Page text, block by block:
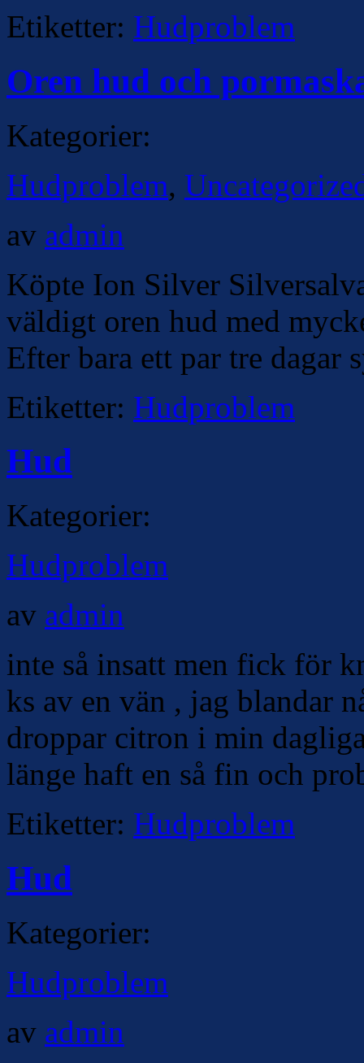
Etiketter: Hudproblem
Oren hud och
Kategorier:
Hudproblem,
av admin
Köpte Ion Silver
väldigt oren hud med
Efter bara ett par tre dagar
Etiketter: Hudproblem
Hud
Kategorier:
Hudproblem
av admin
inte så insatt men fick för
ks av en vän , jag blandar
droppar citron i min
länge haft en så fin och
Etiketter: Hudproblem
Hud
Kategorier:
Hudproblem
av admin